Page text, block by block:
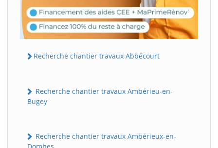
Recherche chantier travaux Abbécourt
Recherche chantier travaux Ambérieu-en-
Bugey
Recherche chantier travaux Ambérieux-en-